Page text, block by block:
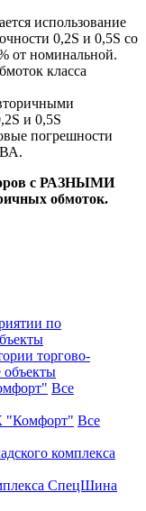
использование
0,2S и 0,5S со
от номинальной.
класса
и 0,5S
погрешности
с РАЗНЫМИ
обмоток.
по
торгово-
Все
"Комфорт" Все
комплекса
СпецШина